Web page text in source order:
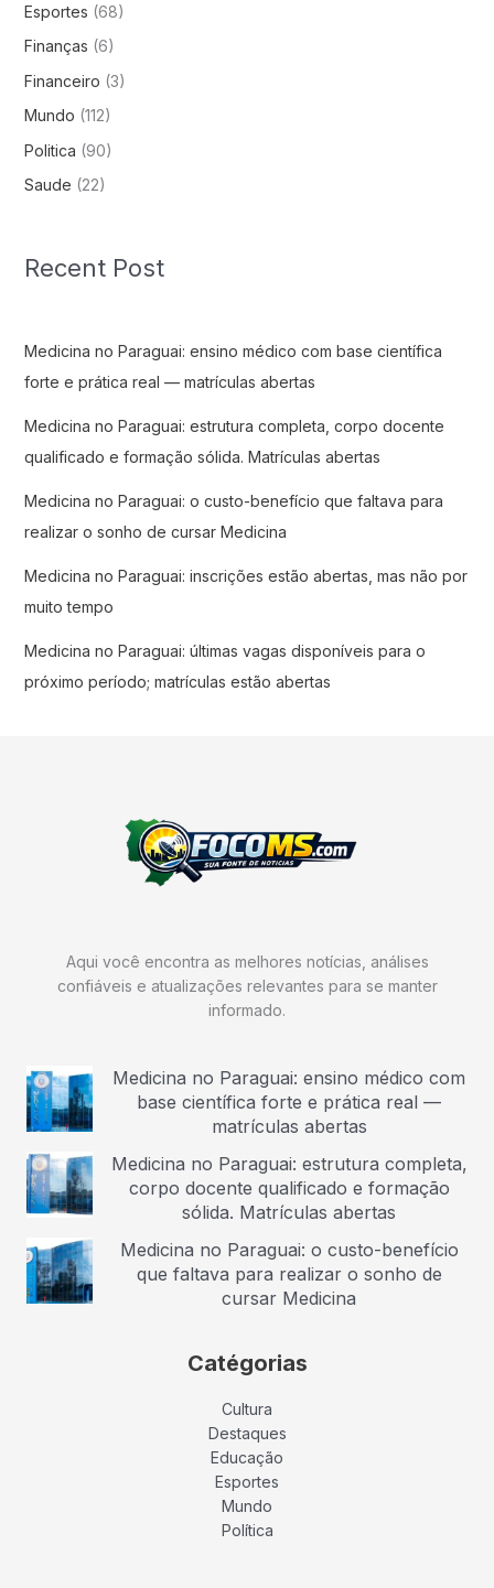
Esportes (68)
Finanças (6)
Financeiro (3)
Mundo (112)
Politica (90)
Saude (22)
Recent Post
Medicina no Paraguai: ensino médico com base científica
forte e prática real — matrículas abertas
Medicina no Paraguai: estrutura completa, corpo docente
qualificado e formação sólida. Matrículas abertas
Medicina no Paraguai: o custo-benefício que faltava para
realizar o sonho de cursar Medicina
Medicina no Paraguai: inscrições estão abertas, mas não por
muito tempo
Medicina no Paraguai: últimas vagas disponíveis para o
próximo período; matrículas estão abertas
Aqui você encontra as melhores notícias, análises
confiáveis e atualizações relevantes para se manter
informado.
Medicina no Paraguai: ensino médico com
base científica forte e prática real —
matrículas abertas
Medicina no Paraguai: estrutura completa,
corpo docente qualificado e formação
sólida. Matrículas abertas
Medicina no Paraguai: o custo-benefício
que faltava para realizar o sonho de
cursar Medicina
Catégorias
Cultura
Destaques
Educação
Esportes
Mundo
Política